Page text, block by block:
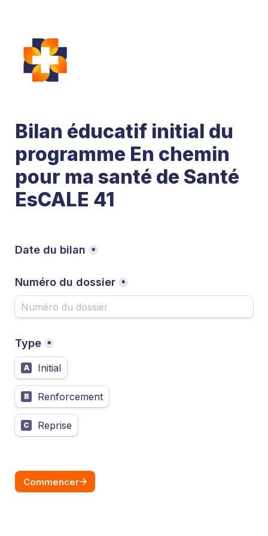
Bilan éducatif initial du
programme En chemin
pour ma santé de Santé
EsCALE 41
Date du bilan *
Numéro du dossier *
Type *
A Initial
B Renforcement
C Reprise
Commencer